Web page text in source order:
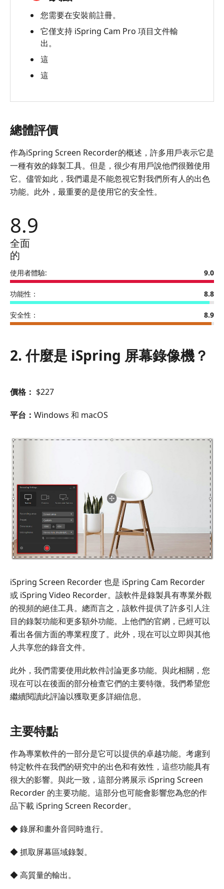
錄
像
見
題
5.
最
替
代-
AnyMP4
屏
錄
像
您需要在安裝前註冊。
它僅支持 iSpring Cam Pro 項目文件輸
出。
這
這
總體評價
作為iSpring Screen Recorder的概述，許多用戶表示它是
一種有效的錄製工具。但是，很少有用戶說他們很難使用
它。儘管如此，我們還是不能忽視它對我們所有人的出色
功能。此外，最重要的是使用它的安全性。
8.9
全面
的
使用者體驗: 9.0
功能性： 8.8
安全性： 8.9
2. 什麼是 iSpring 屏幕錄像機？
價格： $227
平台： Windows 和 macOS
iSpring Screen Recorder 也是 iSpring Cam Recorder
或 iSpring Video Recorder。該軟件是錄製具有專業外觀
的視頻的絕佳工具。總而言之，該軟件提供了許多引人注
目的錄製功能和更多額外功能。上他們的官網，已經可以
看出各個方面的專業程度了。此外，現在可以立即與其他
人共享您的錄音文件。
此外，我們需要使用此軟件討論更多功能。與此相關，您
現在可以在後面的部分檢查它們的主要特徵。我們希望您
繼續閱讀此評論以獲取更多詳細信息。
主要特點
作為專業軟件的一部分是它可以提供的卓越功能。考慮到
特定軟件在我們的研究中的出色和有效性，這些功能具有
很大的影響。與此一致，這部分將展示 iSpring Screen
Recorder 的主要功能。這部分也可能會影響您為您的作
品下載 iSpring Screen Recorder。
◆ 錄屏和畫外音同時進行。
◆ 抓取屏幕區域錄製。
◆ 高質量的輸出。